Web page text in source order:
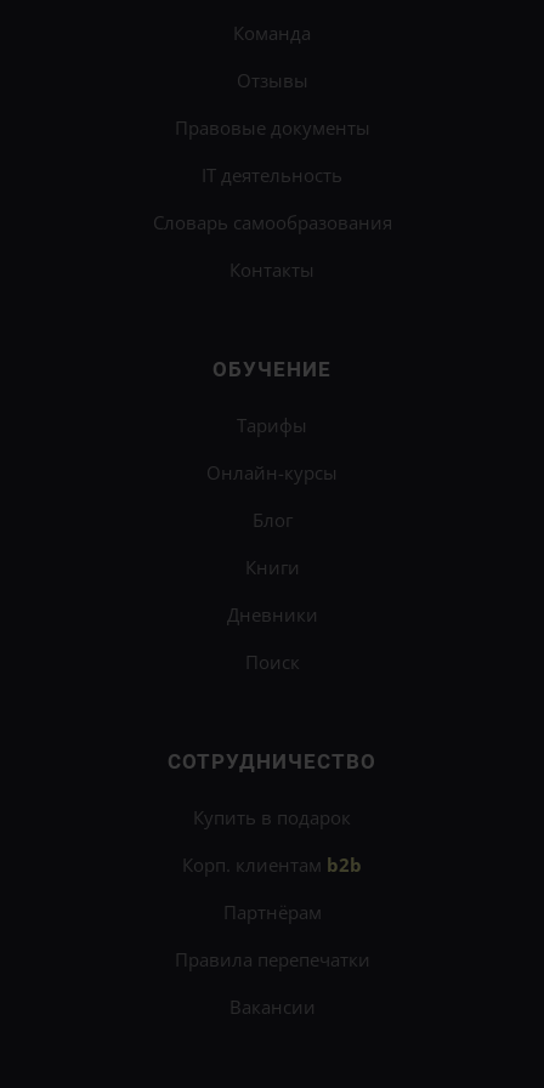
Команда
Отзывы
Правовые документы
IT деятельность
Словарь самообразования
Контакты
ОБУЧЕНИЕ
Тарифы
Онлайн-курсы
Блог
Книги
Дневники
Поиск
СОТРУДНИЧЕСТВО
Купить в подарок
Корп. клиентам b2b
Партнёрам
Правила перепечатки
Вакансии